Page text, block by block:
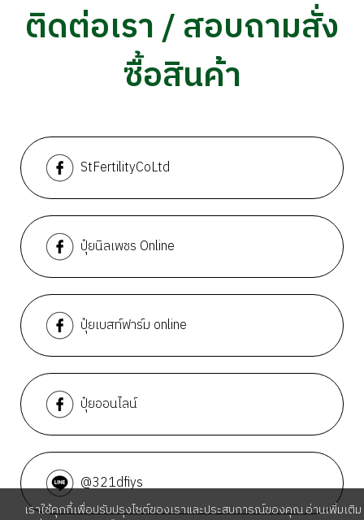
ติดต่อเรา / สอบถามสั่ง
ซื้อสินค้า
StFertilityCoLtd
ปุ๋ยนิลเพชร Online
ปุ๋ยเบสท์ฟาร์ม online
ปุ๋ยออนไลน์
@321dfiys
เราใช้คุกกี้เพื่อปรับปรุงไซต์ของเราและประสบการณ์ของคุณ อ่านเพิ่มเติม